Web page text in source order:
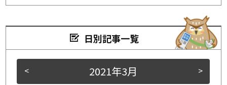
日別記事一覧
< >
2021年3月